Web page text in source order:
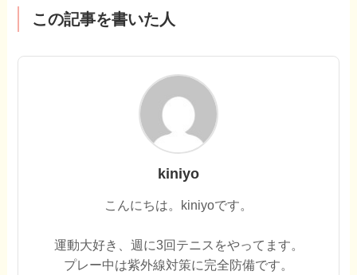
この記事を書いた人
kiniyo
こんにちは。kiniyoです。
運動大好き、週に3回テニスをやってます。
プレー中は紫外線対策に完全防備です。